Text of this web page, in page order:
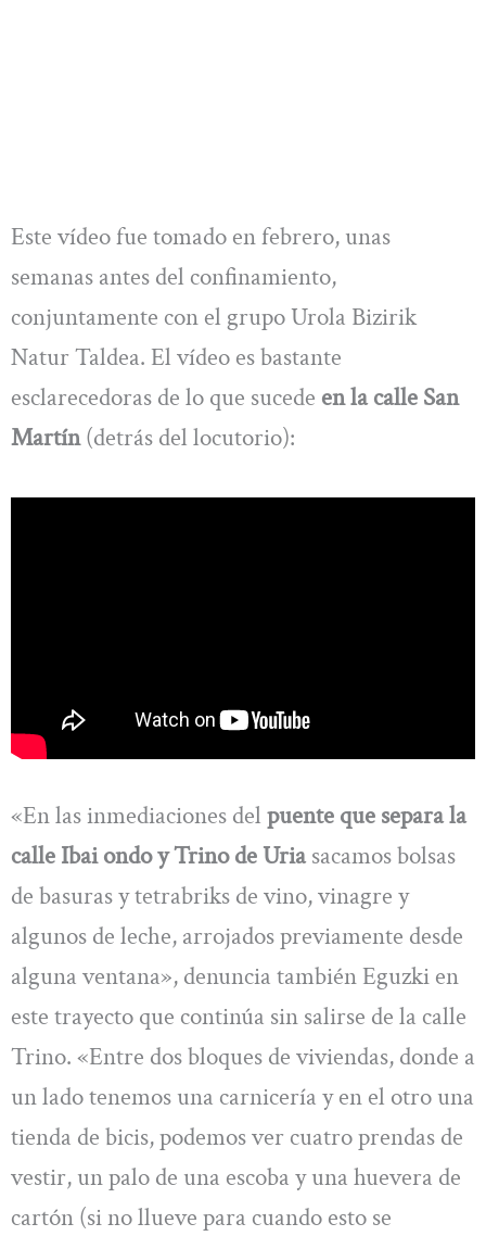
Este vídeo fue tomado en febrero, unas
semanas antes del confinamiento,
conjuntamente con el grupo Urola Bizirik
Natur Taldea. El vídeo es bastante
esclarecedoras de lo que sucede en la calle San
Martín(detrás del locutorio):
«En las inmediaciones del puente que separa la
calle Ibai ondo y Trino de Uriasacamos bolsas
de basuras y tetrabriks de vino, vinagre y
algunos de leche, arrojados previamente desde
alguna ventana», denuncia también Eguzki en
este trayecto que continúa sin salirse de la calle
Trino. «Entre dos bloques de viviendas, donde a
un lado tenemos una carnicería y en el otro una
tienda de bicis, podemos ver cuatro prendas de
vestir, un palo de una escoba y una huevera de
cartón (si no llueve para cuando esto se